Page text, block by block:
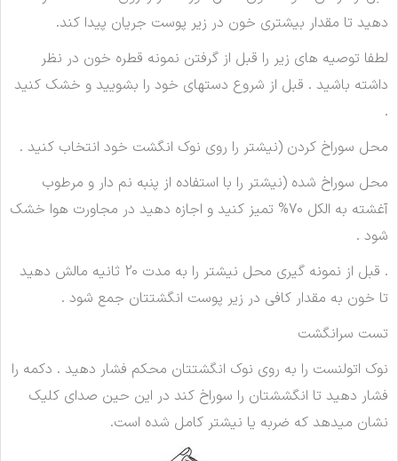
دهید تا مقدار بیشتری خون در زیر پوست جریان پیدا کند.
لطفا توصیه های زیر را قبل از گرفتن نمونه قطره خون در نظر
داشته باشید . قبل از شروع دستهای خود را بشویید و خشک کنید
.
محل سوراخ کردن (نیشتر را روی نوک انگشت خود انتخاب کنید .
محل سوراخ شده (نیشتر را با استفاده از پنبه نم دار و مرطوب
آغشته به الکل 70% تمیز کنید و اجازه دهید در مجاورت هوا خشک
شود .
. قبل از نمونه گیری محل نیشتر را به مدت 20 ثانیه مالش دهید
تا خون به مقدار کافی در زیر پوست انگشتتان جمع شود .
تست سرانگشت
نوک اتولنست را به روی نوک انگشتتان محكم فشار دهید . دكمه را
فشار دهید تا انگششتان را سوراخ کند در این حین صدای کلیک
نشان میدهد که ضربه یا نیشتر کامل شده است.